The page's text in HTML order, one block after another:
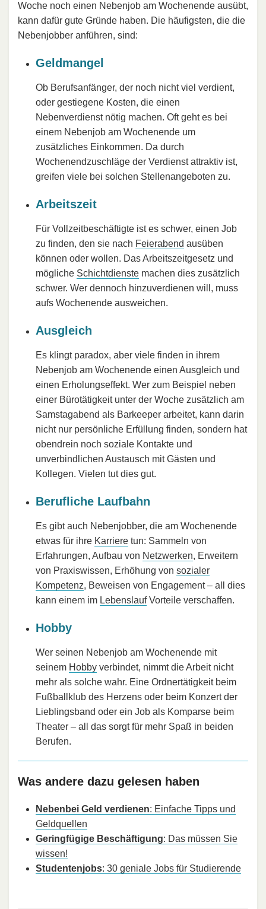
Woche noch einen Nebenjob am Wochenende ausübt,
kann dafür gute Gründe haben. Die häufigsten, die die
Nebenjobber anführen, sind:
Geldmangel
Ob Berufsanfänger, der noch nicht viel verdient,
oder gestiegene Kosten, die einen
Nebenverdienst nötig machen. Oft geht es bei
einem Nebenjob am Wochenende um
zusätzliches Einkommen. Da durch
Wochenendzuschläge der Verdienst attraktiv ist,
greifen viele bei solchen Stellenangeboten zu.
Arbeitszeit
Für Vollzeitbeschäftigte ist es schwer, einen Job
zu finden, den sie nach Feierabend ausüben
können oder wollen. Das Arbeitszeitgesetz und
mögliche Schichtdienste machen dies zusätzlich
schwer. Wer dennoch hinzuverdienen will, muss
aufs Wochenende ausweichen.
Ausgleich
Es klingt paradox, aber viele finden in ihrem
Nebenjob am Wochenende einen Ausgleich und
einen Erholungseffekt. Wer zum Beispiel neben
einer Bürotätigkeit unter der Woche zusätzlich am
Samstagabend als Barkeeper arbeitet, kann darin
nicht nur persönliche Erfüllung finden, sondern hat
obendrein noch soziale Kontakte und
unverbindlichen Austausch mit Gästen und
Kollegen. Vielen tut dies gut.
Berufliche Laufbahn
Es gibt auch Nebenjobber, die am Wochenende
etwas für ihre Karriere tun: Sammeln von
Erfahrungen, Aufbau von Netzwerken, Erweitern
von Praxiswissen, Erhöhung von sozialer
Kompetenz, Beweisen von Engagement – all dies
kann einem im LebenslaufVorteile verschaffen.
Hobby
Wer seinen Nebenjob am Wochenende mit
seinem Hobby verbindet, nimmt die Arbeit nicht
mehr als solche wahr. Eine Ordnertätigkeit beim
Fußballklub des Herzens oder beim Konzert der
Lieblingsband oder ein Job als Komparse beim
Theater – all das sorgt für mehr Spaß in beiden
Berufen.
Was andere dazu gelesen haben
Nebenbei Geld verdienen: Einfache Tipps und
Geldquellen
Geringfügige Beschäftigung: Das müssen Sie
wissen!
Studentenjobs: 30 geniale Jobs für Studierende